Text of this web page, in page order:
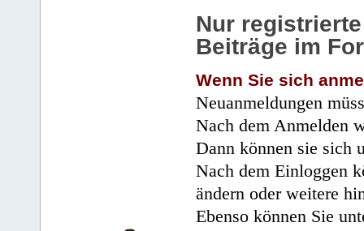
Nur
Beiträge im
Wenn Sie sich
Neuanmeldungen
Nach dem Anmelden
Dann können sie sich
Nach dem Einloggen
ändern oder weitere
Ebenso können Sie